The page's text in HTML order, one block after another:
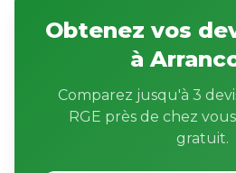
Obtenez vos
à
Comparez jusqu'à 3
RGE près de chez
gratuit.